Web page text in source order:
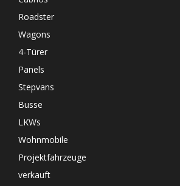
Roadster
Wagons
4-Türer
Panels
Stepvans
Busse
LKWs
Wohnmobile
Projektfahrzeuge
verkauft